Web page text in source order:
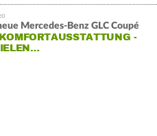
Mercedes-Benz GLC Coupé
-